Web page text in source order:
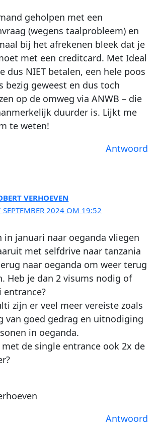
geholpen met een
(wegens taalprobleem) en
bij het afrekenen bleek dat je
met een creditcard. Met Ideal
dus NIET betalen, een hele poos
bezig geweest en dus toch
op de omweg via ANWB – die
duurder is. Lijkt me
te weten!
Antwoord
VERHOEVEN
SEPTEMBER 2024 OM 19:52
in januari naar oeganda vliegen
met selfdrive naar tanzania
naar oeganda om weer terug
Heb je dan 2 visums nodig of
entrance?
zijn er veel meer vereiste zoals
van goed gedrag en uitnodiging
in oeganda.
de single entrance ook 2x de
Antwoord